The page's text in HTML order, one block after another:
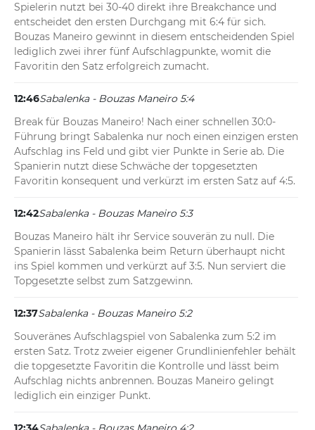
Spielerin nutzt bei 30-40 direkt ihre Breakchance und
entscheidet den ersten Durchgang mit 6:4 für sich.
Bouzas Maneiro gewinnt in diesem entscheidenden Spiel
lediglich zwei ihrer fünf Aufschlagpunkte, womit die
Favoritin den Satz erfolgreich zumacht.
12:46Sabalenka - Bouzas Maneiro 5:4
Break für Bouzas Maneiro! Nach einer schnellen 30:0-
Führung bringt Sabalenka nur noch einen einzigen ersten
Aufschlag ins Feld und gibt vier Punkte in Serie ab. Die
Spanierin nutzt diese Schwäche der topgesetzten
Favoritin konsequent und verkürzt im ersten Satz auf 4:5.
12:42Sabalenka - Bouzas Maneiro 5:3
Bouzas Maneiro hält ihr Service souverän zu null. Die
Spanierin lässt Sabalenka beim Return überhaupt nicht
ins Spiel kommen und verkürzt auf 3:5. Nun serviert die
Topgesetzte selbst zum Satzgewinn.
12:37Sabalenka - Bouzas Maneiro 5:2
Souveränes Aufschlagspiel von Sabalenka zum 5:2 im
ersten Satz. Trotz zweier eigener Grundlinienfehler behält
die topgesetzte Favoritin die Kontrolle und lässt beim
Aufschlag nichts anbrennen. Bouzas Maneiro gelingt
lediglich ein einziger Punkt.